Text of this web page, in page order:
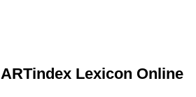
ARTindex Lexicon Online